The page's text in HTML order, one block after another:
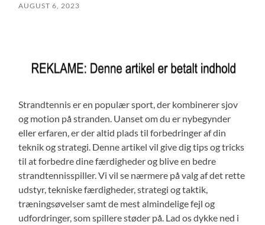
AUGUST 6, 2023
Strandtennis er en populær sport, der kombinerer sjov
og motion på stranden. Uanset om du er nybegynder
eller erfaren, er der altid plads til forbedringer af din
teknik og strategi. Denne artikel vil give dig tips og tricks
til at forbedre dine færdigheder og blive en bedre
strandtennisspiller. Vi vil se nærmere på valg af det rette
udstyr, tekniske færdigheder, strategi og taktik,
træningsøvelser samt de mest almindelige fejl og
udfordringer, som spillere støder på. Lad os dykke ned i